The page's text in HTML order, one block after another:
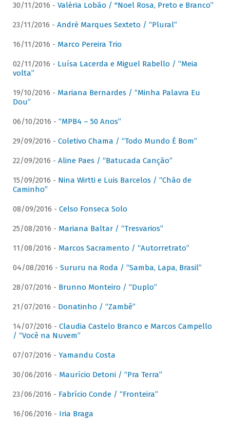
30/11/2016 - Valéria Lobão / "Noel Rosa, Preto e Branco”
23/11/2016 - André Marques Sexteto / “Plural”
16/11/2016 - Marco Pereira Trio
02/11/2016 - Luísa Lacerda e Miguel Rabello / “Meia
volta”
19/10/2016 - Mariana Bernardes / “Minha Palavra Eu
Dou”
06/10/2016 - “MPB4 – 50 Anos”
29/09/2016 - Coletivo Chama / “Todo Mundo É Bom”
22/09/2016 - Aline Paes / “Batucada Canção”
15/09/2016 - Nina Wirtti e Luis Barcelos / “Chão de
Caminho”
08/09/2016 - Celso Fonseca Solo
25/08/2016 - Mariana Baltar / “Tresvarios”
11/08/2016 - Marcos Sacramento / “Autorretrato”
04/08/2016 - Sururu na Roda / “Samba, Lapa, Brasil”
28/07/2016 - Brunno Monteiro / “Duplo”
21/07/2016 - Donatinho / “Zambê”
14/07/2016 - Claudia Castelo Branco e Marcos Campello
/ “Você na Nuvem”
07/07/2016 - Yamandu Costa
30/06/2016 - Maurício Detoni / “Pra Terra”
23/06/2016 - Fabrício Conde / “Fronteira”
16/06/2016 - Iria Braga